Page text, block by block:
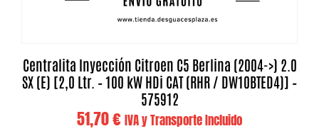
Centralita Inyección Citroen C5 Berlina (2004->) 2.0
SX (E) [2,0 Ltr. – 100 kW HDi CAT (RHR / DW10BTED4)] –
575912
51,70€ IVA y Transporte Incluido